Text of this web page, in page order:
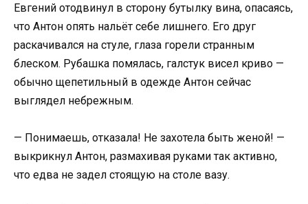
Евгений отодвинул в сторону бутылку вина, опасаясь,
что Антон опять нальёт себе лишнего. Его друг
раскачивался на стуле, глаза горели странным
блеском. Рубашка помялась, галстук висел криво —
обычно щепетильный в одежде Антон сейчас
выглядел небрежным.
— Понимаешь, отказала! Не захотела быть женой! —
выкрикнул Антон, размахивая руками так активно,
что едва не задел стоящую на столе вазу.